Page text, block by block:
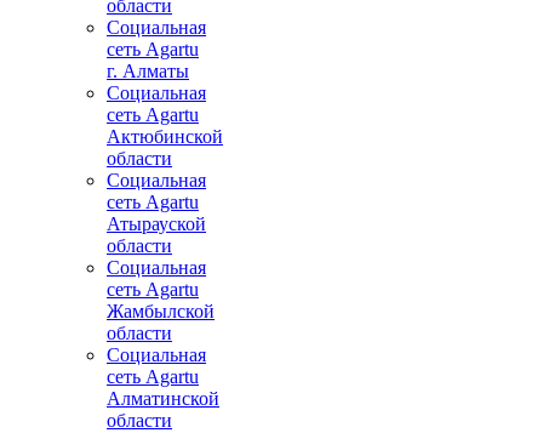
области
Социальная
сеть Agartu
г. Алматы
Социальная
сеть Agartu
Актюбинской
области
Социальная
сеть Agartu
Атырауской
области
Социальная
сеть Agartu
Жамбылской
области
Социальная
сеть Agartu
Алматинской
области